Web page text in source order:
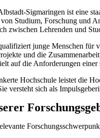
Sigmaringen ist eine
Studium, Forschung und
zwischen Lehrenden und
junge Menschen für
und die
auf die Anforderungen
Hochschule leistet die
versteht sich als